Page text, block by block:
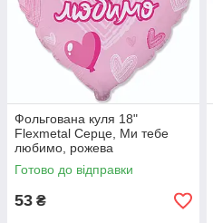
Фольгована куля 18"
Flexmetal Серце, Ми тебе
любимо, рожева
Готово до відправки
53 ₴